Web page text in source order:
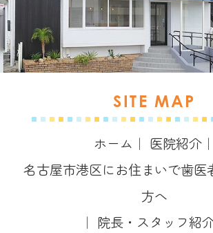
SITE MAP
ホーム ｜ 医院紹介 ｜
名古屋市港区にお住まいで歯医
方へ
｜ 院長・スタッフ紹